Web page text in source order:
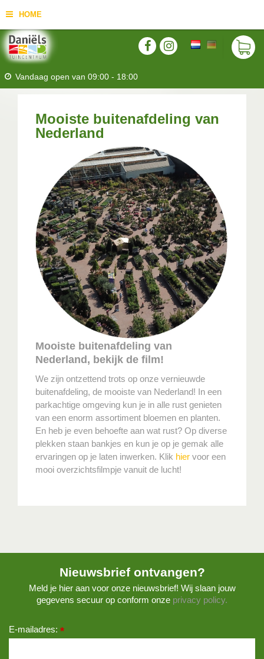
HOME
Vandaag open van 09:00 - 18:00
Mooiste buitenafdeling van
Nederland
Mooiste buitenafdeling van
Nederland, bekijk de film!
We zijn ontzettend trots op onze vernieuwde
buitenafdeling, de mooiste van Nederland! In een
parkachtige omgeving kun je in alle rust genieten
van een enorm assortiment bloemen en planten.
En heb je even behoefte aan wat rust? Op diverse
plekken staan bankjes en kun je op je gemak alle
ervaringen op je laten inwerken. Klik hier voor een
mooi overzichtsfilmpje vanuit de lucht!
Nieuwsbrief ontvangen?
Meld je hier aan voor onze nieuwsbrief! Wij slaan jouw
gegevens secuur op conform onze privacy policy.
E-mailadres: *